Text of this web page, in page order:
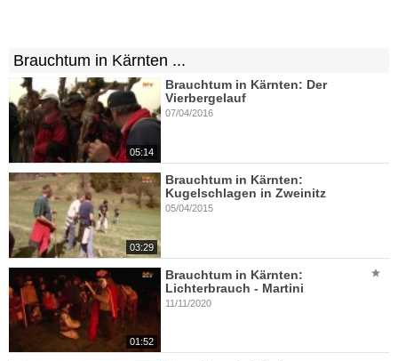
Brauchtum in Kärnten ...
05:14
Brauchtum in Kärnten: Der
Vierbergelauf
07/04/2016
03:29
Brauchtum in Kärnten:
Kugelschlagen in Zweinitz
05/04/2015
01:52
Brauchtum in Kärnten:
Lichterbrauch - Martini
11/11/2020